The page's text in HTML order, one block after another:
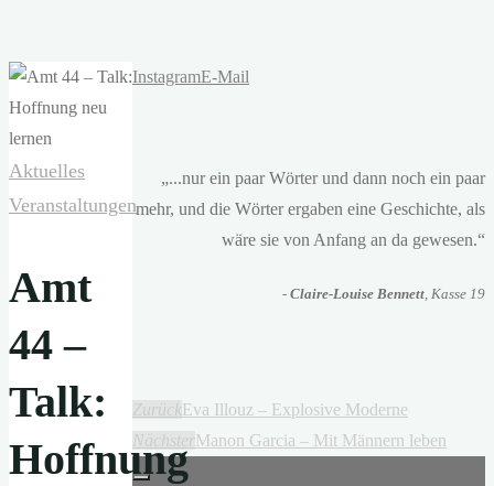
Aktuelles
Veranstaltungen
Amt
44 –
Talk:
Hoffnung
InstagramE-Mail
„...nur ein paar Wörter und dann noch ein paar
mehr, und die Wörter ergaben eine Geschichte, als
wäre sie von Anfang an da gewesen.“
- Claire-Louise Bennett, Kasse 19
ZurückEva Illouz – Explosive Moderne
NächsterManon Garcia – Mit Männern leben